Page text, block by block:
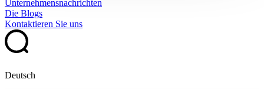
Unternehmensnachrichten
Die Blogs
Kontaktieren Sie uns
Deutsch